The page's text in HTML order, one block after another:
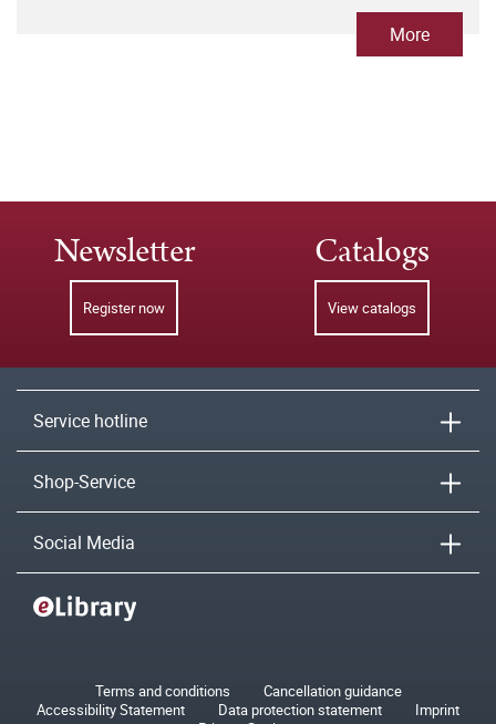
More
Newsletter
Register now
Catalogs
View catalogs
Service hotline
Shop-Service
Social Media
Terms and conditions
Cancellation guidance
Accessibility Statement
Data protection statement
Imprint